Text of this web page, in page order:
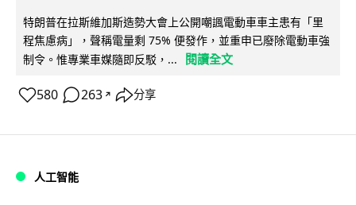
特朗普在拉斯維加斯造勢大會上公開嘲諷電動車車主患有「里
程焦慮病」，聲稱電量剩 75% 便發作，並重申已廢除電動車強
制令。惟專業車媒隨即反駁，...
閱讀全文
580 263 ↗ 分享
人工智能